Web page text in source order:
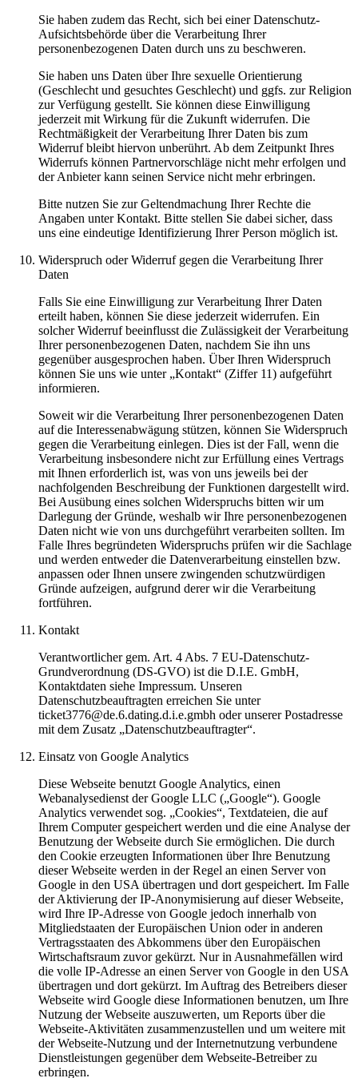
Sie haben zudem das Recht, sich bei einer Datenschutz-
Aufsichtsbehörde über die Verarbeitung Ihrer
personenbezogenen Daten durch uns zu beschweren.
Sie haben uns Daten über Ihre sexuelle Orientierung
(Geschlecht und gesuchtes Geschlecht) und ggfs. zur Religion
zur Verfügung gestellt. Sie können diese Einwilligung
jederzeit mit Wirkung für die Zukunft widerrufen. Die
Rechtmäßigkeit der Verarbeitung Ihrer Daten bis zum
Widerruf bleibt hiervon unberührt. Ab dem Zeitpunkt Ihres
Widerrufs können Partnervorschläge nicht mehr erfolgen und
der Anbieter kann seinen Service nicht mehr erbringen.
Bitte nutzen Sie zur Geltendmachung Ihrer Rechte die
Angaben unter Kontakt. Bitte stellen Sie dabei sicher, dass
uns eine eindeutige Identifizierung Ihrer Person möglich ist.
Widerspruch oder Widerruf gegen die Verarbeitung Ihrer
Daten
Falls Sie eine Einwilligung zur Verarbeitung Ihrer Daten
erteilt haben, können Sie diese jederzeit widerrufen. Ein
solcher Widerruf beeinflusst die Zulässigkeit der Verarbeitung
Ihrer personenbezogenen Daten, nachdem Sie ihn uns
gegenüber ausgesprochen haben. Über Ihren Widerspruch
können Sie uns wie unter „Kontakt“ (Ziffer 11) aufgeführt
informieren.
Soweit wir die Verarbeitung Ihrer personenbezogenen Daten
auf die Interessenabwägung stützen, können Sie Widerspruch
gegen die Verarbeitung einlegen. Dies ist der Fall, wenn die
Verarbeitung insbesondere nicht zur Erfüllung eines Vertrags
mit Ihnen erforderlich ist, was von uns jeweils bei der
nachfolgenden Beschreibung der Funktionen dargestellt wird.
Bei Ausübung eines solchen Widerspruchs bitten wir um
Darlegung der Gründe, weshalb wir Ihre personenbezogenen
Daten nicht wie von uns durchgeführt verarbeiten sollten. Im
Falle Ihres begründeten Widerspruchs prüfen wir die Sachlage
und werden entweder die Datenverarbeitung einstellen bzw.
anpassen oder Ihnen unsere zwingenden schutzwürdigen
Gründe aufzeigen, aufgrund derer wir die Verarbeitung
fortführen.
Kontakt
Verantwortlicher gem. Art. 4 Abs. 7 EU-Datenschutz-
Grundverordnung (DS-GVO) ist die D.I.E. GmbH,
Kontaktdaten siehe Impressum. Unseren
Datenschutzbeauftragten erreichen Sie unter
ticket3776@de.6.dating.d.i.e.gmbh oder unserer Postadresse
mit dem Zusatz „Datenschutzbeauftragter“.
Einsatz von Google Analytics
Diese Webseite benutzt Google Analytics, einen
Webanalysedienst der Google LLC („Google“). Google
Analytics verwendet sog. „Cookies“, Textdateien, die auf
Ihrem Computer gespeichert werden und die eine Analyse der
Benutzung der Webseite durch Sie ermöglichen. Die durch
den Cookie erzeugten Informationen über Ihre Benutzung
dieser Webseite werden in der Regel an einen Server von
Google in den USA übertragen und dort gespeichert. Im Falle
der Aktivierung der IP-Anonymisierung auf dieser Webseite,
wird Ihre IP-Adresse von Google jedoch innerhalb von
Mitgliedstaaten der Europäischen Union oder in anderen
Vertragsstaaten des Abkommens über den Europäischen
Wirtschaftsraum zuvor gekürzt. Nur in Ausnahmefällen wird
die volle IP-Adresse an einen Server von Google in den USA
übertragen und dort gekürzt. Im Auftrag des Betreibers dieser
Webseite wird Google diese Informationen benutzen, um Ihre
Nutzung der Webseite auszuwerten, um Reports über die
Webseite-Aktivitäten zusammenzustellen und um weitere mit
der Webseite-Nutzung und der Internetnutzung verbundene
Dienstleistungen gegenüber dem Webseite-Betreiber zu
erbringen.